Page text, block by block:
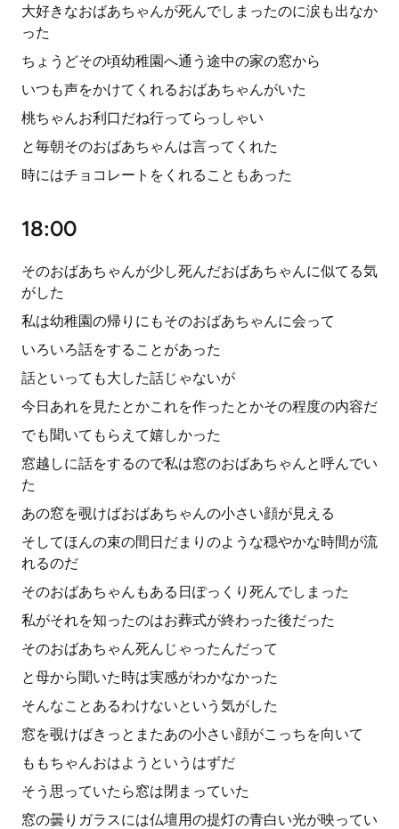
大好きなおばあちゃんが死んでしまったのに涙も出なか
った
ちょうどその頃幼稚園へ通う途中の家の窓から
いつも声をかけてくれるおばあちゃんがいた
桃ちゃんお利口だね行ってらっしゃい
と毎朝そのおばあちゃんは言ってくれた
時にはチョコレートをくれることもあった
18:00
そのおばあちゃんが少し死んだおばあちゃんに似てる気
がした
私は幼稚園の帰りにもそのおばあちゃんに会って
いろいろ話をすることがあった
話といっても大した話じゃないが
今日あれを見たとかこれを作ったとかその程度の内容だ
でも聞いてもらえて嬉しかった
窓越しに話をするので私は窓のおばあちゃんと呼んでい
た
あの窓を覗けばおばあちゃんの小さい顔が見える
そしてほんの束の間日だまりのような穏やかな時間が流
れるのだ
そのおばあちゃんもある日ぽっくり死んでしまった
私がそれを知ったのはお葬式が終わった後だった
そのおばあちゃん死んじゃったんだって
と母から聞いた時は実感がわかなかった
そんなことあるわけないという気がした
窓を覗けばきっとまたあの小さい顔がこっちを向いて
ももちゃんおはようというはずだ
そう思っていたら窓は閉まっていた
窓の曇りガラスには仏壇用の提灯の青白い光が映ってい